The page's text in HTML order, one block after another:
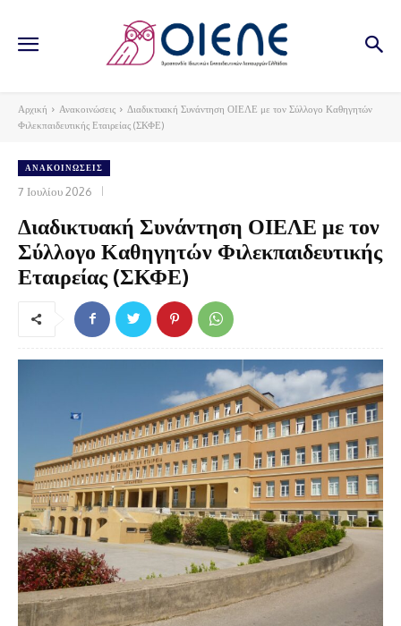
Αρχική Ανακοινώσεις
Διαδικτυακή Συνάντηση ΟΙΕΛΕ με τον Σύλλογο Καθηγητών
Φιλεκπαιδευτικής Εταιρείας (ΣΚΦΕ)
ΑΝΑΚΟΙΝΏΣΕΙΣ
7 Ιουλίου 2026
Διαδικτυακή Συνάντηση ΟΙΕΛΕ με τον
Σύλλογο Καθηγητών Φιλεκπαιδευτικής
Εταιρείας (ΣΚΦΕ)